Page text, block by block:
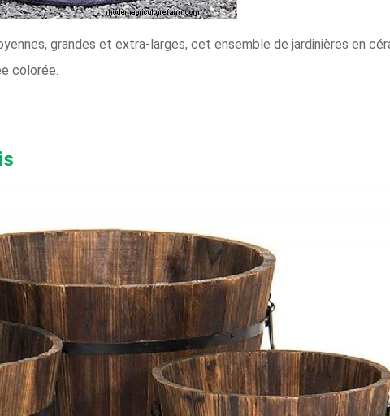
grandes et extra-larges, cet ensemble de jardinières en
colorée.